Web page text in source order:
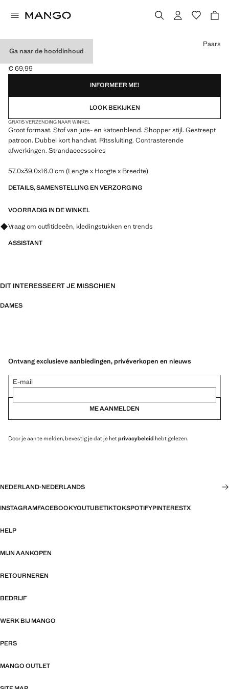
Ga naar de hoofdinhoud
Huidige prijs [€ 69,99 ]
€ 69,99
Kies een kleur
Paars
INFORMEER ME!
LOOK BEKIJKEN
GRATIS VERZENDING NAAR WINKEL
Groot formaat. Stof van jute- en katoenblend. Shopper stijl. Gestreept
patroon. Dubbel kort handvat. Ritssluiting. Contrasterende
afwerkingen. Strandaccessoires
57.0x39.0x16.0 cm (Lengte x Hoogte x Breedte)
DETAILS, SAMENSTELLING EN VERZORGING
VOORRADIG IN DE WINKEL
Vraag om outfitideeën, kledingstukken en trends
ASSISTANT
DIT INTERESSEERT JE MISSCHIEN
DAMES
Ontvang exclusieve aanbiedingen, privéverkopen en nieuws
E-mail
ME AANMELDEN
Door je aan te melden, bevestig je dat je hetprivacybeleid hebt gelezen.
NEDERLAND·NEDERLANDS
INSTAGRAMFACEBOOKYOUTUBETIKTOKSPOTIFYPINTERESTX
HELP
MIJN AANKOPEN
RETOURNEREN
BEDRIJF
WERK BIJ MANGO
PERS
MANGO OUTLET